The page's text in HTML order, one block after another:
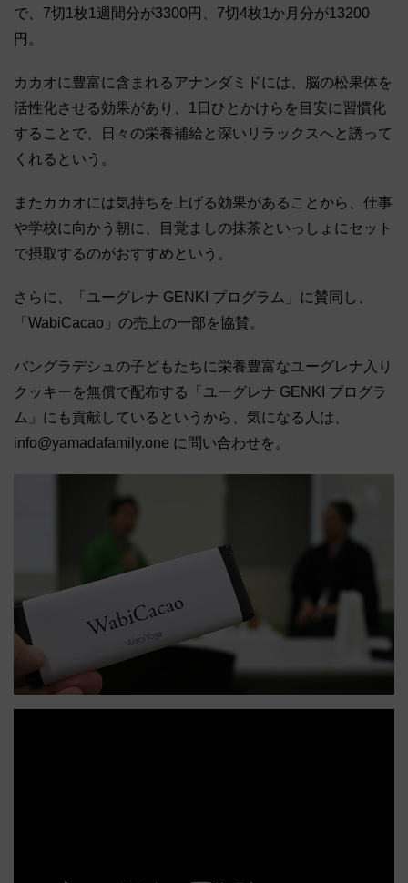
で、7切1枚1週間分が3300円、7切4枚1か月分が13200
円。
カカオに豊富に含まれるアナンダミドには、脳の松果体を
活性化させる効果があり、1日ひとかけらを目安に習慣化
することで、日々の栄養補給と深いリラックスへと誘って
くれるという。
またカカオには気持ちを上げる効果があることから、仕事
や学校に向かう朝に、目覚ましの抹茶といっしょにセット
で摂取するのがおすすめという。
さらに、「ユーグレナ GENKI プログラム」に賛同し、
「WabiCacao」の売上の一部を協賛。
バングラデシュの子どもたちに栄養豊富なユーグレナ入り
クッキーを無償で配布する「ユーグレナ GENKI プログラ
ム」にも貢献しているというから、気になる人は、
info@yamadafamily.one に問い合わせを。